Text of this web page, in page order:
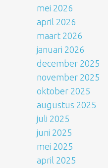
mei 2026
april 2026
maart 2026
januari 2026
december 2025
november 2025
oktober 2025
augustus 2025
juli 2025
juni 2025
mei 2025
april 2025